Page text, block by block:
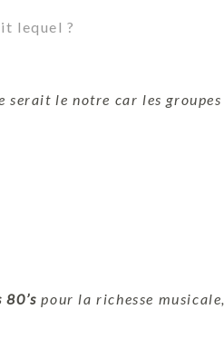
lequel ?
serait le notre car les
80’s pour la richesse